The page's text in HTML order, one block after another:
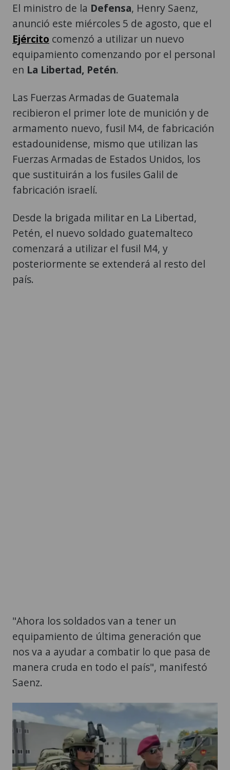
El ministro de la Defensa, Henry Saenz,
anunció este miércoles 5 de agosto, que el
Ejército comenzó a utilizar un nuevo
equipamiento comenzando por el personal
en La Libertad, Petén.
Las Fuerzas Armadas de Guatemala
recibieron el primer lote de munición y de
armamento nuevo, fusil M4, de fabricación
estadounidense, mismo que utilizan las
Fuerzas Armadas de Estados Unidos, los
que sustituirán a los fusiles Galil de
fabricación israelí.
Desde la brigada militar en La Libertad,
Petén, el nuevo soldado guatemalteco
comenzará a utilizar el fusil M4, y
posteriormente se extenderá al resto del
país.
"Ahora los soldados van a tener un
equipamiento de última generación que
nos va a ayudar a combatir lo que pasa de
manera cruda en todo el país", manifestó
Saenz.